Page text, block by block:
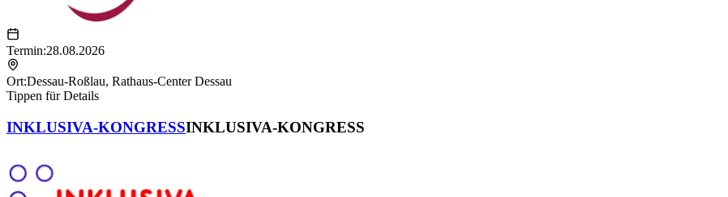
Termin:28.08.2026
Ort:Dessau-Roßlau, Rathaus-Center Dessau
Tippen für Details
INKLUSIVA-KONGRESSINKLUSIVA-KONGRESS